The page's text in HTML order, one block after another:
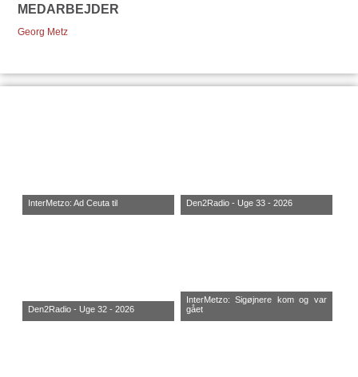
MEDARBEJDER
Georg Metz
InterMetzo: Ad Ceuta til Den2Radio - Uge 33 - 2026
Den2Radio - Uge 32 - 2026
InterMetzo: Sigøjnere kom og var
gået